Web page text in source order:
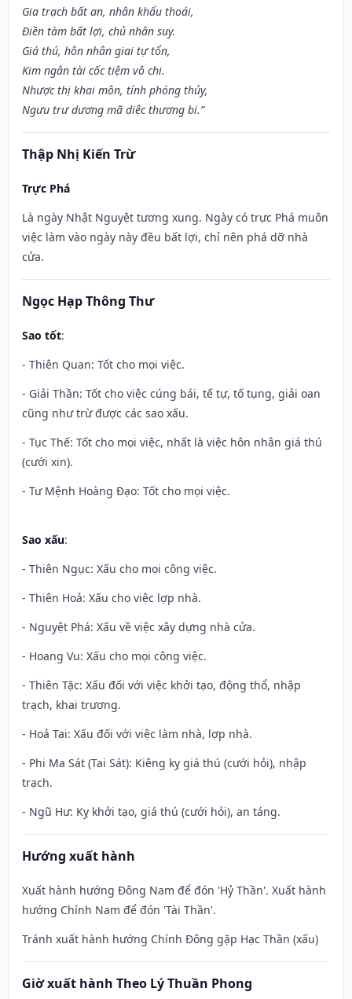
Gia trạch bất an, nhân khẩu thoái,
Điền tàm bất lợi, chủ nhân suy.
Giá thú, hôn nhân giai tự tổn,
Kim ngân tài cốc tiệm vô chi.
Nhược thị khai môn, tính phóng thủy,
Ngưu trư dương mã diệc thương bi.”
Thập Nhị Kiến Trừ
Trực Phá
Là ngày Nhật Nguyệt tương xung. Ngày có trực Phá muôn
việc làm vào ngày này đều bất lợi, chỉ nên phá dỡ nhà
cửa.
Ngọc Hạp Thông Thư
Sao tốt:
- Thiên Quan: Tốt cho mọi việc.
- Giải Thần: Tốt cho việc cúng bái, tế tự, tố tụng, giải oan
cũng như trừ được các sao xấu.
- Tục Thế: Tốt cho mọi việc, nhất là việc hôn nhân giá thú
(cưới xin).
- Tư Mệnh Hoàng Đạo: Tốt cho mọi việc.
Sao xấu:
- Thiên Ngục: Xấu cho mọi công việc.
- Thiên Hoả: Xấu cho việc lợp nhà.
- Nguyệt Phá: Xấu về việc xây dựng nhà cửa.
- Hoang Vu: Xấu cho mọi công việc.
- Thiên Tặc: Xấu đối với việc khởi tạo, động thổ, nhập
trạch, khai trương.
- Hoả Tai: Xấu đối với việc làm nhà, lợp nhà.
- Phi Ma Sát (Tai Sát): Kiêng kỵ giá thú (cưới hỏi), nhập
trạch.
- Ngũ Hư: Kỵ khởi tạo, giá thú (cưới hỏi), an táng.
Hướng xuất hành
Xuất hành hướng Đông Nam để đón 'Hỷ Thần'. Xuất hành
hướng Chính Nam để đón 'Tài Thần'.
Tránh xuất hành hướng Chính Đông gặp Hạc Thần (xấu)
Giờ xuất hành Theo Lý Thuần Phong